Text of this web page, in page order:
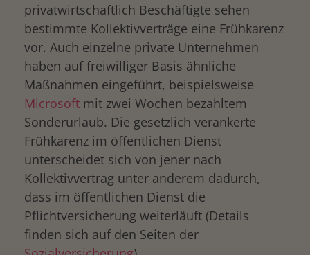
privatwirtschaftlich Beschäftigte sehen
bestimmte Kollektivverträge eine Frühkarenz
vor. Auch einzelne private Unternehmen
haben auf freiwilliger Basis ähnliche
Maßnahmen eingeführt, beispielsweise
Microsoft mit zwei Wochen bezahltem
Sonderurlaub. Die gesetzlich verankerte
Frühkarenz im öffentlichen Dienst
unterscheidet sich von jener nach
Kollektivvertrag unter anderem dadurch,
dass im öffentlichen Dienst die
Pflichtversicherung weiterläuft (Details
finden sich auf den Seiten der
drucken